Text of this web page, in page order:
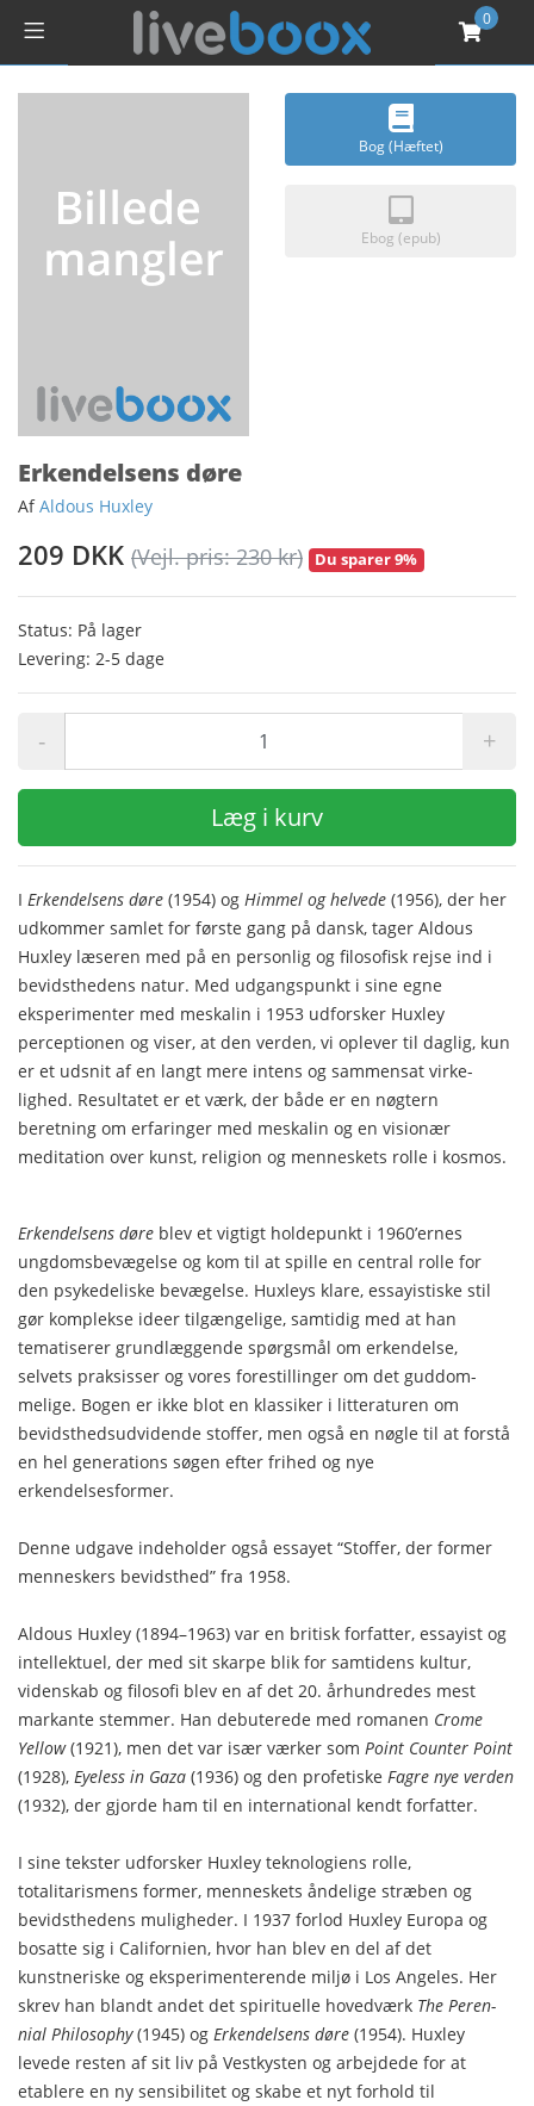
0
Bog (Hæftet)
Ebog (epub)
Erkendelsens døre
AfAldous Huxley
209 DKK (Vejl. pris: 230 kr) Du sparer 9%
Status: På lager
Levering: 2-5 dage
- +
Læg i kurv
I Erkendelsens døre (1954) og Himmel og helvede (1956), der her
udkommer samlet for første gang på dansk, tager Aldous
Huxley læseren med på en personlig og filosofisk rejse ind i
bevidsthedens natur. Med udgangspunkt i sine egne
eksperimenter med meskalin i 1953 udforsker Huxley
perceptionen og viser, at den verden, vi oplever til daglig, kun
er et udsnit af en langt mere intens og sammensat virke­
lighed. Resultatet er et værk, der både er en nøgtern
beretning om erfaringer med meskalin og en visio­nær
meditation over kunst, religion og menneskets rolle i kosmos.
Erkendelsens døre blev et vigtigt holdepunkt i 1960’ernes
ungdomsbevægelse og kom til at spille en central rolle for
den psykedeliske bevægelse. Huxleys klare, essayistiske stil
gør komplekse ideer tilgængelige, samtidig med at han
tematiserer grundlæggende spørgsmål om erkendelse,
selvets praksisser og vores forestillinger om det guddom­
melige. Bogen er ikke blot en klassiker i litteratu­ren om
bevidsthedsudvidende stoffer, men også en nøgle til at forstå
en hel generations søgen efter fri­hed og nye
erkendelsesformer.
Denne udgave indeholder også essayet “Stoffer, der former
menneskers bevidsthed” fra 1958.
Aldous Huxley (1894–1963) var en britisk for­fatter, essayist og
intellektuel, der med sit skarpe blik for samtidens kultur,
videnskab og filosofi blev en af det 20. århundredes mest
markante stemmer. Han debuterede med romanen Crome
Yellow(1921), men det var især værker som Point Counter Point
(1928), Eyeless in Gaza (1936) og den profetiske Fagre nye verden
(1932), der gjorde ham til en international kendt forfatter.
I sine tekster udforsker Huxley teknologiens rolle,
totalitarismens former, menneskets ånde­lige stræben og
bevidsthedens muligheder. I 1937 forlod Huxley Europa og
bosatte sig i Californien, hvor han blev en del af det
kunstneriske og ekspe­rimenterende miljø i Los Angeles. Her
skrev han blandt andet det spirituelle hovedværk The Peren­
nial Philosophy(1945) og Erkendelsens døre (1954). Huxley
levede resten af sit liv på Vestkysten og arbejdede for at
etablere en ny sensibilitet og skabe et nyt forhold til